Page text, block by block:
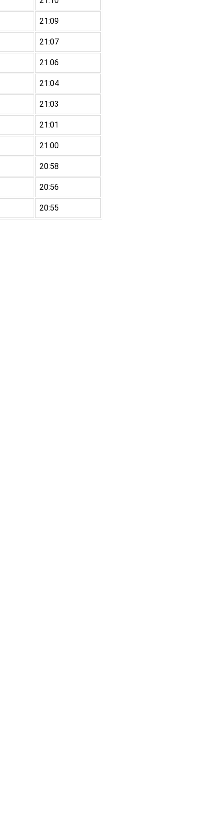
21:09
21:07
21:06
21:04
21:03
21:01
21:00
20:58
20:56
20:55